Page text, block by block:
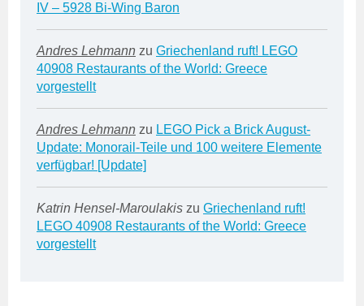
IV – 5928 Bi-Wing Baron
Andres Lehmann zu Griechenland ruft! LEGO
40908 Restaurants of the World: Greece
vorgestellt
Andres Lehmann zu LEGO Pick a Brick August-
Update: Monorail-Teile und 100 weitere Elemente
verfügbar! [Update]
Katrin Hensel-Maroulakis zu Griechenland ruft!
LEGO 40908 Restaurants of the World: Greece
vorgestellt